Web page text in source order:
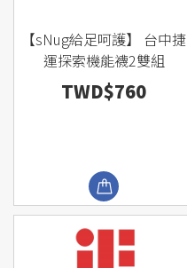
【sNug給足呵護】 台中捷
運探索機能襪2雙組
TWD$760